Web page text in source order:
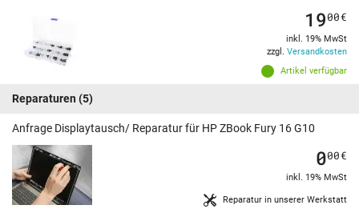
Artikel verfügbar
1900€
inkl. 19% MwSt
zzgl. Versandkosten
Reparaturen (5)
Anfrage Displaytausch/ Reparatur für HP ZBook Fury 16 G10
Reparatur in unserer Werkstatt
000€
inkl. 19% MwSt